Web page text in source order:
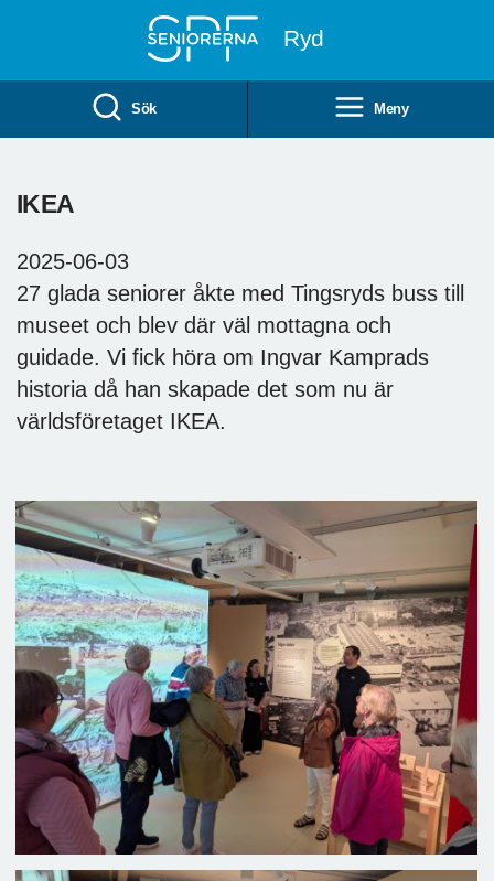
Ryd
Sök Meny
IKEA
2025-06-03
27 glada seniorer åkte med Tingsryds buss till
museet och blev där väl mottagna och
guidade. Vi fick höra om Ingvar Kamprads
historia då han skapade det som nu är
världsföretaget IKEA.